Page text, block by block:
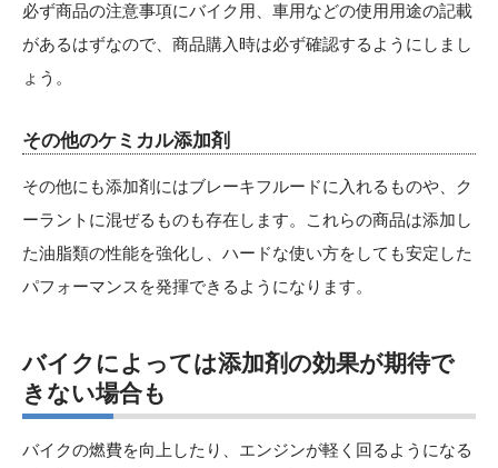
必ず商品の注意事項にバイク用、車用などの使用用途の記載
があるはずなので、商品購入時は必ず確認するようにしまし
ょう。
その他のケミカル添加剤
その他にも添加剤にはブレーキフルードに入れるものや、ク
ーラントに混ぜるものも存在します。これらの商品は添加し
た油脂類の性能を強化し、ハードな使い方をしても安定した
パフォーマンスを発揮できるようになります。
バイクによっては添加剤の効果が期待で
きない場合も
バイクの燃費を向上したり、エンジンが軽く回るようになる